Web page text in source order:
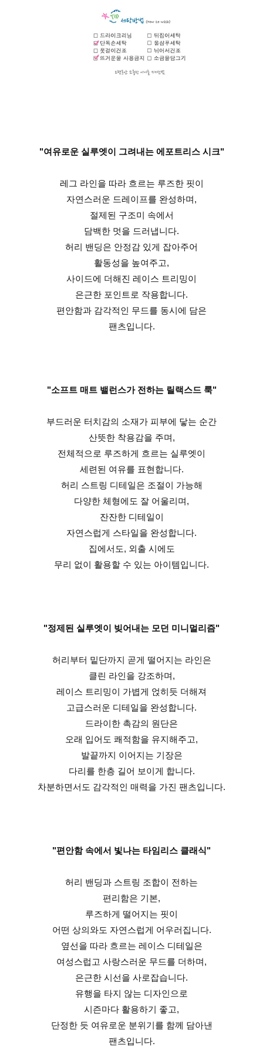
"여유로운 실루엣이 그려내는 에포트리스 시크"
레그 라인을 따라 흐르는 루즈한 핏이
자연스러운 드레이프를 완성하며,
절제된 구조미 속에서
담백한 멋을 드러냅니다.
허리 밴딩은 안정감 있게 잡아주어
활동성을 높여주고,
사이드에 더해진 레이스 트리밍이
은근한 포인트로 작용합니다.
편안함과 감각적인 무드를 동시에 담은
팬츠입니다.
"소프트 매트 밸런스가 전하는 릴랙스드 룩"
부드러운 터치감의 소재가 피부에 닿는 순간
산뜻한 착용감을 주며,
전체적으로 루즈하게 흐르는 실루엣이
세련된 여유를 표현합니다.
허리 스트링 디테일은 조절이 가능해
다양한 체형에도 잘 어울리며,
잔잔한 디테일이
자연스럽게 스타일을 완성합니다.
집에서도, 외출 시에도
무리 없이 활용할 수 있는 아이템입니다.
"정제된 실루엣이 빚어내는 모던 미니멀리즘"
허리부터 밑단까지 곧게 떨어지는 라인은
클린 라인을 강조하며,
레이스 트리밍이 가볍게 얹히듯 더해져
고급스러운 디테일을 완성합니다.
드라이한 촉감의 원단은
오래 입어도 쾌적함을 유지해주고,
발끝까지 이어지는 기장은
다리를 한층 길어 보이게 합니다.
차분하면서도 감각적인 매력을 가진 팬츠입니다.
"편안함 속에서 빛나는 타임리스 클래식"
허리 밴딩과 스트링 조합이 전하는
편리함은 기본,
루즈하게 떨어지는 핏이
어떤 상의와도 자연스럽게 어우러집니다.
옆선을 따라 흐르는 레이스 디테일은
여성스럽고 사랑스러운 무드를 더하며,
은근한 시선을 사로잡습니다.
유행을 타지 않는 디자인으로
시즌마다 활용하기 좋고,
단정한 듯 여유로운 분위기를 함께 담아낸
팬츠입니다.